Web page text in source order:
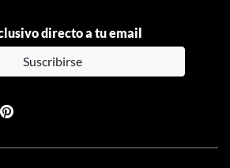
directo a tu email
Suscribirse